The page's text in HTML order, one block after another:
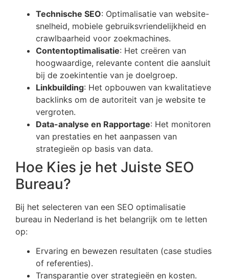
Technische SEO: Optimalisatie van website-
snelheid, mobiele gebruiksvriendelijkheid en
crawlbaarheid voor zoekmachines.
Contentoptimalisatie: Het creëren van
hoogwaardige, relevante content die aansluit
bij de zoekintentie van je doelgroep.
Linkbuilding: Het opbouwen van kwalitatieve
backlinks om de autoriteit van je website te
vergroten.
Data-analyse en Rapportage: Het monitoren
van prestaties en het aanpassen van
strategieën op basis van data.
Hoe Kies je het Juiste SEO
Bureau?
Bij het selecteren van een SEO optimalisatie
bureau in Nederland is het belangrijk om te letten
op:
Ervaring en bewezen resultaten (case studies
of referenties).
Transparantie over strategieën en kosten.